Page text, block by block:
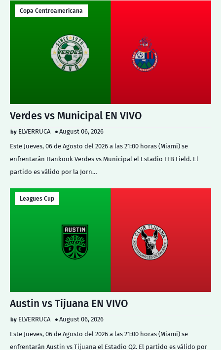
Copa Centroamericana
Verdes vs Municipal EN VIVO
ELVERRUCA
August 06, 2026
Este Jueves, 06 de Agosto del 2026 a las 21:00 horas (Miami) se
enfrentarán Hankook Verdes vs Municipal el Estadio FFB Field. El
partido es válido por la Jorn…
Leagues Cup
Austin vs Tijuana EN VIVO
ELVERRUCA
August 06, 2026
Este Jueves, 06 de Agosto del 2026 a las 21:00 horas (Miami) se
enfrentarán Austin vs Tijuana el Estadio Q2. El partido es válido por